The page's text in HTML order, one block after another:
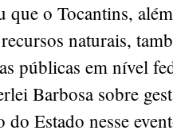
o Tocantins,
naturais,
públicas em nível
Barbosa sobre
Estado nesse